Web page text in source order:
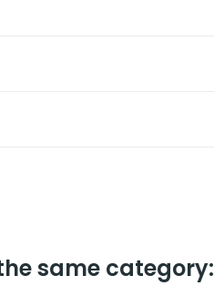
same category: